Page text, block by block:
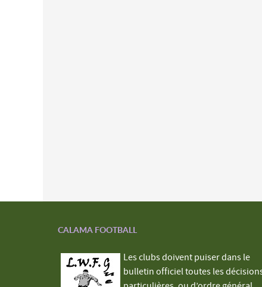
CALAMA FOOTBALL
Les clubs doivent puiser dans le
bulletin officiel toutes les